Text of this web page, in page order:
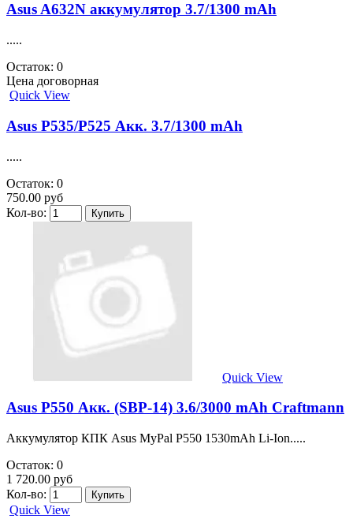
Asus A632N аккумулятор 3.7/1300 mAh
.....
Остаток: 0
Цена договорная
Quick View
Asus P535/P525 Акк. 3.7/1300 mAh
.....
Остаток: 0
750.00 руб
Кол-во:
Quick View
Asus P550 Акк. (SBP-14) 3.6/3000 mAh Craftmann
Аккумулятор КПК Asus MyPal P550 1530mAh Li-Ion.....
Остаток: 0
1 720.00 руб
Кол-во:
Quick View